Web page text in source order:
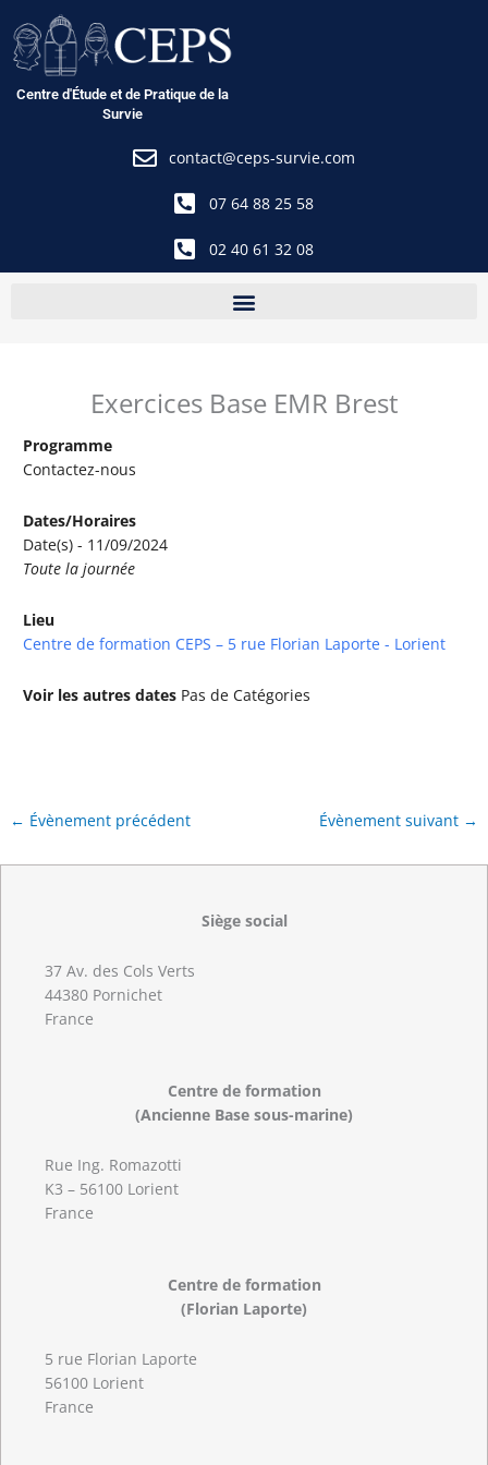
au
contenu
Centre d'Étude et de Pratique de la
Survie
contact@ceps-survie.com
07 64 88 25 58
02 40 61 32 08
Exercices Base EMR Brest
Programme
Contactez-nous
Dates/Horaires
Date(s) - 11/09/2024
Toute la journée
Lieu
Centre de formation CEPS – 5 rue Florian Laporte - Lorient
Voir les autres dates Pas de Catégories
← Évènement précédent Évènement suivant →
Siège social
37 Av. des Cols Verts
44380 Pornichet
France
Centre de formation
(Ancienne Base sous-marine)
Rue Ing. Romazotti
K3 – 56100 Lorient
France
Centre de formation
(Florian Laporte)
5 rue Florian Laporte
56100 Lorient
France